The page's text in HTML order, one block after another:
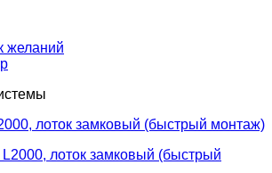
желаний
лоток замковый (быстрый монтаж)